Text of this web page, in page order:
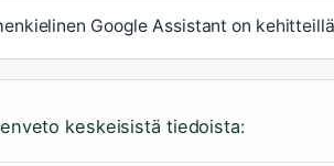
Google Assistant on
keskeisistä tiedoista: